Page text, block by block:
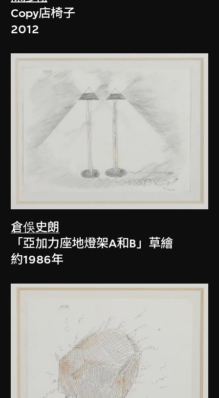
Copy店椅子
2012
倉俁史朗
「亞加力座地燈架A和B」草繪
約1986年